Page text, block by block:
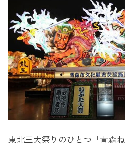
東北三大祭りのひとつ「青森